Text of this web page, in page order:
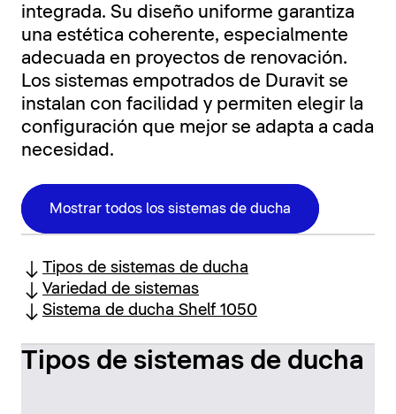
integrada. Su diseño uniforme garantiza
una estética coherente, especialmente
adecuada en proyectos de renovación.
Los sistemas empotrados de Duravit se
instalan con facilidad y permiten elegir la
configuración que mejor se adapta a cada
necesidad.
Mostrar todos los sistemas de ducha
Tipos de sistemas de ducha
Variedad de sistemas
Sistema de ducha Shelf 1050
Tipos de sistemas de ducha